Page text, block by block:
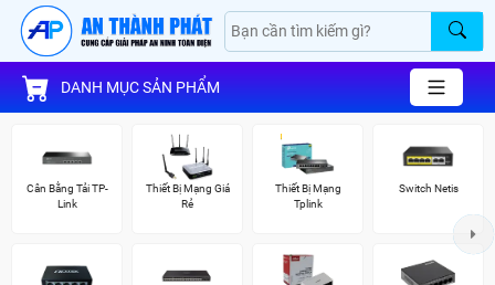
DANH MỤC SẢN PHẨM
Cân Bằng Tải TP-
Link
Thiết Bị Mạng Giá
Rẻ
Thiết Bị Mạng
Tplink
Switch Netis